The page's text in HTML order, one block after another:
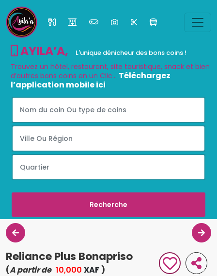
AYILA’A, L'unique dénicheur des bons coins !
Trouvez un hôtel, restaurant, site touristique, snack et bien
d’autres bons coins en un Clic... Téléchargez
l’application mobile ici
Reliance Plus Bonapriso
(A partir de 10,000 XAF )